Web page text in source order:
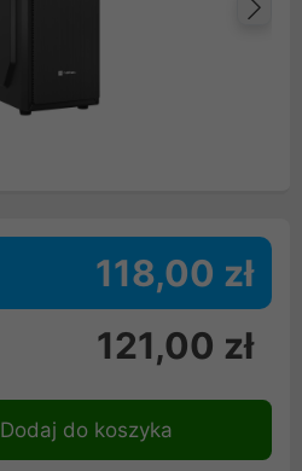
118,00 zł
121,00 zł
Dodaj do koszyka